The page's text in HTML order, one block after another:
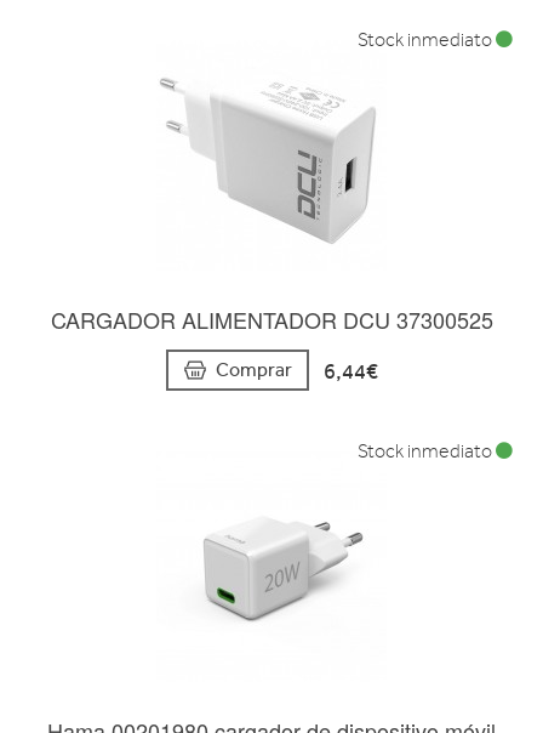
CARGADOR ALIMENTADOR DCU 37300525
Comprar 6,44€
Stock inmediato
Stock inmediato